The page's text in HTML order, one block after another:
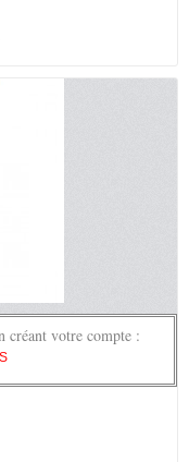
créant votre compte :